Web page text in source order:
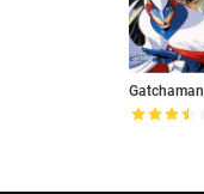
Gatchaman